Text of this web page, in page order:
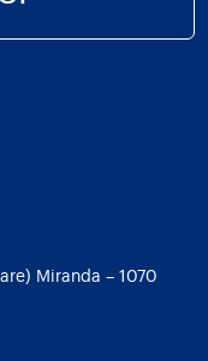
Miranda – 1070